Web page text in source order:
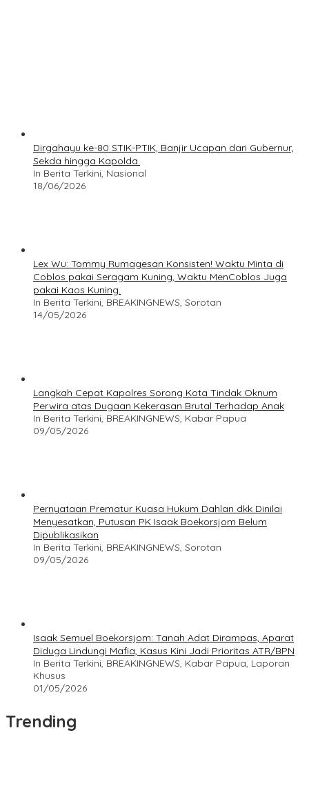
Dirgahayu ke-80 STIK-PTIK, Banjir Ucapan dari Gubernur,
Sekda hingga Kapolda.
In Berita Terkini, Nasional
18/06/2026
Lex Wu: Tommy Rumagesan Konsisten! Waktu Minta di
Coblos pakai Seragam Kuning, Waktu MenCoblos Juga
pakai Kaos Kuning.
In Berita Terkini, BREAKINGNEWS, Sorotan
14/05/2026
Langkah Cepat Kapolres Sorong Kota Tindak Oknum
Perwira atas Dugaan Kekerasan Brutal Terhadap Anak
In Berita Terkini, BREAKINGNEWS, Kabar Papua
09/05/2026
Pernyataan Prematur Kuasa Hukum Dahlan dkk Dinilai
Menyesatkan, Putusan PK Isaak Boekorsjom Belum
Dipublikasikan
In Berita Terkini, BREAKINGNEWS, Sorotan
09/05/2026
Isaak Semuel Boekorsjom: Tanah Adat Dirampas, Aparat
Diduga Lindungi Mafia, Kasus Kini Jadi Prioritas ATR/BPN
In Berita Terkini, BREAKINGNEWS, Kabar Papua, Laporan
Khusus
01/05/2026
Trending